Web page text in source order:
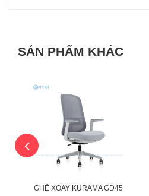
SẢN PHẨM KHÁC
-2%
GHẾ XOAY KURAMA GD45